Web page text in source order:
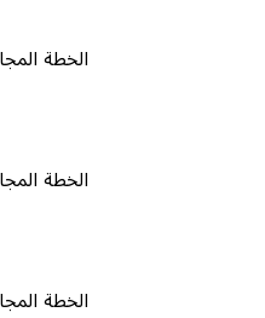
الخطة المجانية ٠
الخطة المجانية ٠
الخطة المجانية ٠